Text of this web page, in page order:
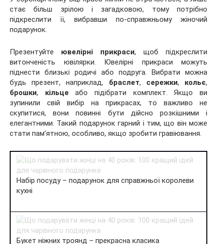
стає більш зрілою і загадковою, тому потрібно
підкреслити її, вибравши по-справжньому жіночий
подарунок.
Презентуйте ювелірні прикраси, щоб підкреслити
витонченість ювілярки. Ювелірні прикраси можуть
піднести близькі родичі або подруга. Вибрати можна
будь презент, наприклад, браслет, сережки, кольє,
брошки, кільце або підібрати комплект. Якщо ви
зупинили свій вибір на прикрасах, то важливо не
скупитися, вони повинні бути дійсно розкішними і
елегантними. Такий подарунок гарний і тим, що він може
стати пам’ятною, особливо, якщо зробити гравіювання.
Набір посуду – подарунок для справжньої королеви
кухні
Букет ніжних троянд – прекрасна класика